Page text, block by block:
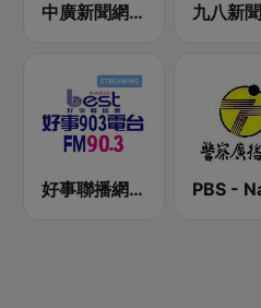
中廣新聞網 BCC News Radio
好事聯播網 Best Radio FM90.3